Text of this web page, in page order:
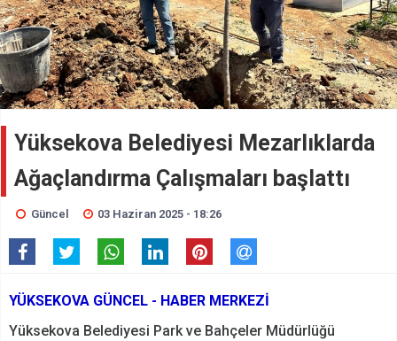
Yüksekova Belediyesi Mezarlıklarda
Ağaçlandırma Çalışmaları başlattı
Güncel 03 Haziran 2025 - 18:26
YÜKSEKOVA GÜNCEL - HABER MERKEZİ
Yüksekova Belediyesi Park ve Bahçeler Müdürlüğü